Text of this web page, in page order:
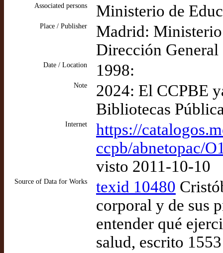
Associated persons Ministerio de
Place / Publisher
Madrid:
Dirección
Date / Location 1998:
Note
2024: El CCPBE
Bibliotecas
Internet
https://
ccpb/abnetopac/
visto 2011-10-10
Source of Data for Works texid 10480
corporal y de sus
entender qué
salud, escrito